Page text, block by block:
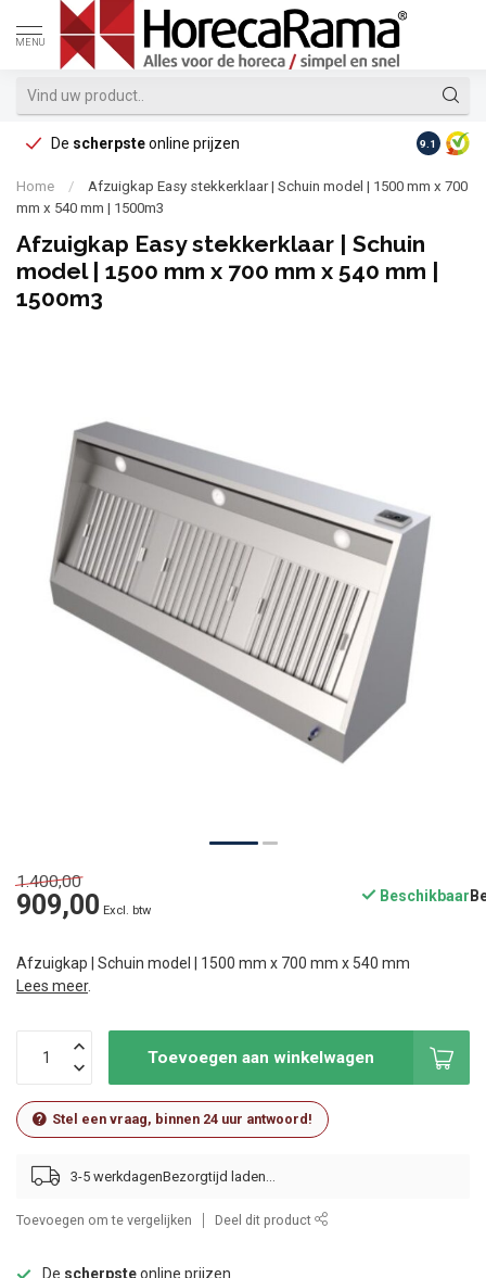
MENU
De scherpsteonline prijzen Op
9.1
Home /
Afzuigkap Easy stekkerklaar | Schuin model | 1500 mm x 700
mm x 540 mm | 1500m3
Afzuigkap Easy stekkerklaar | Schuin
model | 1500 mm x 700 mm x 540 mm |
1500m3
1.400,00
909,00 Excl. btw
Beschikbaar
Afzuigkap | Schuin model | 1500 mm x 700 mm x 540 mm
Lees meer.
Toevoegen aan winkelwagen
Stel een vraag, binnen 24 uur antwoord!
3-5 werkdagen
Toevoegen om te vergelijken Deel dit product
De scherpsteonline prijzen